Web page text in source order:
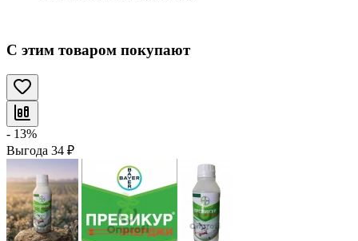
С этим товаром покупают
- 13%
Выгода 34 ₽